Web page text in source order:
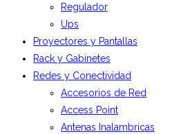
Regulador
Ups
Proyectores y Pantallas
Rack y Gabinetes
Redes y Conectividad
Accesorios de Red
Access Point
Antenas Inalambricas